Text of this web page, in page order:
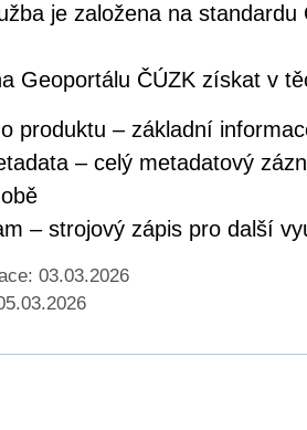
je založena na standardu
Geoportálu ČÚZK získat v
produktu – základní
– celý metadatový
– strojový zápis pro další
03.03.2026